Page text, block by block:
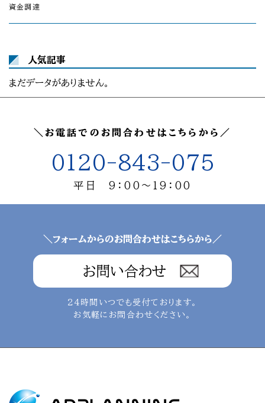
資金調達
人気記事
まだデータがありません。
＼お電話でのお問合わせはこちらから／
0120-843-075
平日 9：00～19：00
＼フォームからのお問合わせはこちらから／
お問い合わせ
24時間いつでも受付ております。
お気軽にお問合わせください。